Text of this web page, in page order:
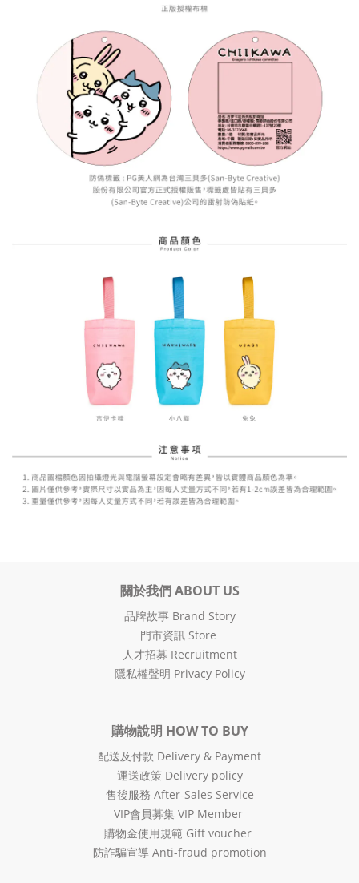
關於我們 ABOUT US
品牌故事 Brand Story
門市資訊 Store
人才招募 Recruitment
隱私權聲明 Privacy Policy
購物說明 HOW TO BUY
配送及付款 Delivery & Payment
運送政策 Delivery policy
售後服務 After-Sales Service
VIP會員募集 VIP Member
購物金使用規範 Gift voucher
防詐騙宣導 Anti-fraud promotion